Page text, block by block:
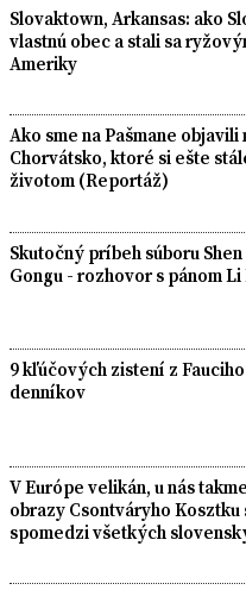
Slovaktown, Arkansas: ako
vlastnú obec a stali sa
Ameriky
Ako sme na Pašmane
Chorvátsko, ktoré si ešte
životom (Reportáž)
Skutočný príbeh súboru Shen
Gongu - rozhovor s pánom
9 kľúčových zistení z
denníkov
V Európe velikán, u nás
obrazy Csontváryho Kosztku
spomedzi všetkých